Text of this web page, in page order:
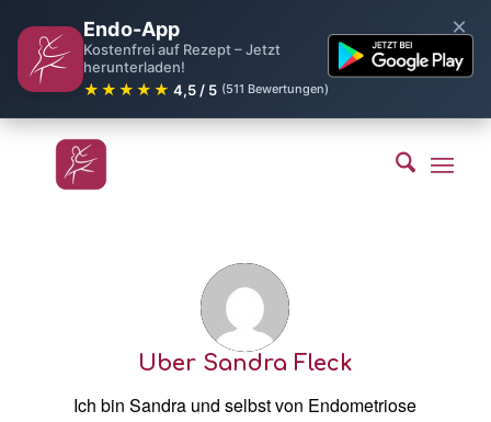
Endo-App
Kostenfrei auf Rezept – Jetzt
herunterladen!
★★★★★ 4,5 / 5 (511 Bewertungen)
×
Über Sandra Fleck
Ich bin Sandra und selbst von Endometriose